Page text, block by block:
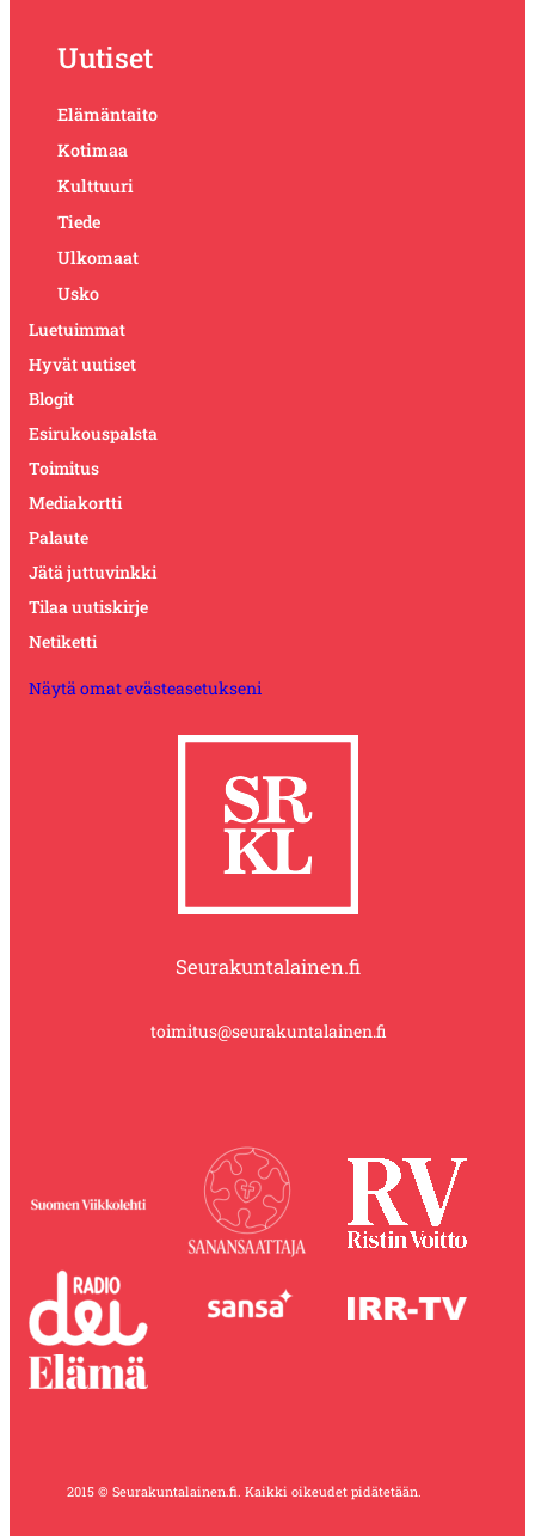
Uutiset
Elämäntaito
Kotimaa
Kulttuuri
Tiede
Ulkomaat
Usko
Luetuimmat
Hyvät uutiset
Blogit
Esirukouspalsta
Toimitus
Mediakortti
Palaute
Jätä juttuvinkki
Tilaa uutiskirje
Netiketti
Näytä omat evästeasetukseni
Seurakuntalainen.fi
toimitus@seurakuntalainen.fi
2015 © Seurakuntalainen.fi. Kaikki oikeudet pidätetään.